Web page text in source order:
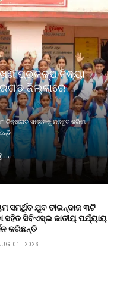
ପ୍ରକଳ୍ପ ବିଦ୍ୟା
ଜିଲ୍ଲାରେ
ଶିକ୍ଷାଗତ ସମ୍ବଳକୁ ମଜବୁତ କରିବା
...
ସମର୍ଥିତ ଯୁବ ତୀରନ୍ଦାଜ ୩ଟି
ସହିତ ସିବିଏସ୍ଇ ଜାତୀୟ ପର୍ଯ୍ୟାୟ
କରିଛନ୍ତି
01, 2026